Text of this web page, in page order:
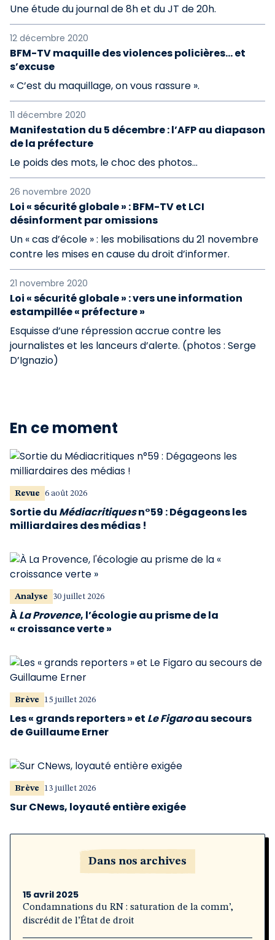
Une étude du journal de 8h et du JT de 20h.
12 décembre 2020
BFM-TV maquille des violences policières... et
s’excuse
« C’est du maquillage, on vous rassure ».
11 décembre 2020
Manifestation du 5 décembre : l’AFP au diapason
de la préfecture
Le poids des mots, le choc des photos...
26 novembre 2020
Loi « sécurité globale » : BFM-TV et LCI
désinforment par omissions
Un « cas d’école » : les mobilisations du 21 novembre
contre les mises en cause du droit d’informer.
21 novembre 2020
Loi « sécurité globale » : vers une information
estampillée « préfecture »
Esquisse d’une répression accrue contre les
journalistes et les lanceurs d’alerte. (photos : Serge
D’Ignazio)
En ce moment
Revue 6 août 2026
Sortie du Médiacritiquesn°59 : Dégageons les
milliardaires des médias !
Analyse 30 juillet 2026
ÀLa Provence, l’écologie au prisme de la
« croissance verte »
Brève 15 juillet 2026
Les « grands reporters » et Le Figaroau secours
de Guillaume Erner
Brève 13 juillet 2026
Sur CNews, loyauté entière exigée
Dans nos archives
15 avril 2025
Condamnations du RN : saturation de la comm’,
discrédit de l’État de droit